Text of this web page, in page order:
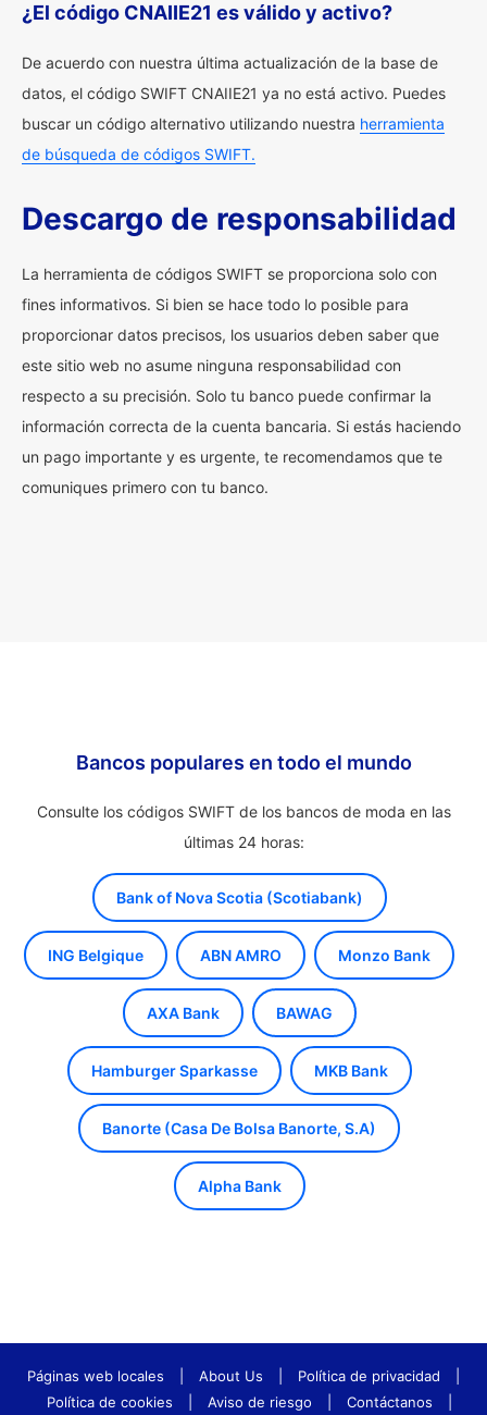
¿El código CNAIIE21 es válido y activo?
De acuerdo con nuestra última actualización de la base de
datos, el código SWIFT CNAIIE21 ya no está activo. Puedes
buscar un código alternativo utilizando nuestra herramienta
de búsqueda de códigos SWIFT.
Descargo de responsabilidad
La herramienta de códigos SWIFT se proporciona solo con
fines informativos. Si bien se hace todo lo posible para
proporcionar datos precisos, los usuarios deben saber que
este sitio web no asume ninguna responsabilidad con
respecto a su precisión. Solo tu banco puede confirmar la
información correcta de la cuenta bancaria. Si estás haciendo
un pago importante y es urgente, te recomendamos que te
comuniques primero con tu banco.
Bancos populares en todo el mundo
Consulte los códigos SWIFT de los bancos de moda en las
últimas 24 horas:
Bank of Nova Scotia (Scotiabank)
ING Belgique ABN AMRO Monzo Bank
AXA Bank BAWAG
Hamburger Sparkasse MKB Bank
Banorte (Casa De Bolsa Banorte, S.A)
Alpha Bank
Páginas web locales About Us Política de privacidad
Política de cookies
Aviso de riesgo Contáctanos